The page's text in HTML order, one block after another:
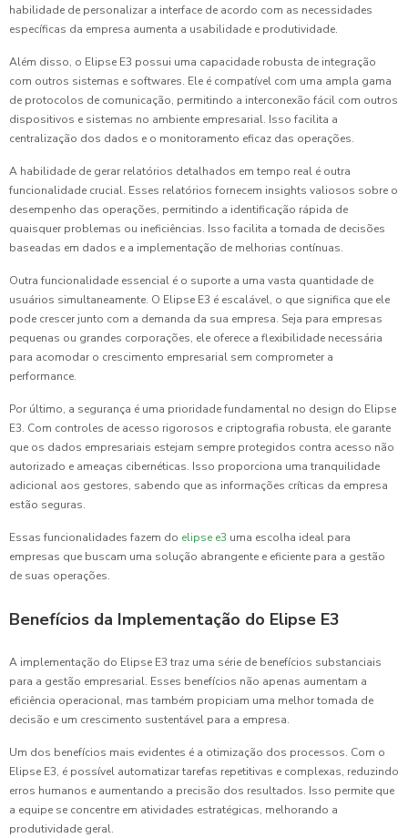
habilidade de personalizar a interface de acordo com as necessidades
específicas da empresa aumenta a usabilidade e produtividade.
Além disso, o Elipse E3 possui uma capacidade robusta de integração
com outros sistemas e softwares. Ele é compatível com uma ampla gama
de protocolos de comunicação, permitindo a interconexão fácil com outros
dispositivos e sistemas no ambiente empresarial. Isso facilita a
centralização dos dados e o monitoramento eficaz das operações.
A habilidade de gerar relatórios detalhados em tempo real é outra
funcionalidade crucial. Esses relatórios fornecem insights valiosos sobre o
desempenho das operações, permitindo a identificação rápida de
quaisquer problemas ou ineficiências. Isso facilita a tomada de decisões
baseadas em dados e a implementação de melhorias contínuas.
Outra funcionalidade essencial é o suporte a uma vasta quantidade de
usuários simultaneamente. O Elipse E3 é escalável, o que significa que ele
pode crescer junto com a demanda da sua empresa. Seja para empresas
pequenas ou grandes corporações, ele oferece a flexibilidade necessária
para acomodar o crescimento empresarial sem comprometer a
performance.
Por último, a segurança é uma prioridade fundamental no design do Elipse
E3. Com controles de acesso rigorosos e criptografia robusta, ele garante
que os dados empresariais estejam sempre protegidos contra acesso não
autorizado e ameaças cibernéticas. Isso proporciona uma tranquilidade
adicional aos gestores, sabendo que as informações críticas da empresa
estão seguras.
Essas funcionalidades fazem do elipse e3 uma escolha ideal para
empresas que buscam uma solução abrangente e eficiente para a gestão
de suas operações.
Benefícios da Implementação do Elipse E3
A implementação do Elipse E3 traz uma série de benefícios substanciais
para a gestão empresarial. Esses benefícios não apenas aumentam a
eficiência operacional, mas também propiciam uma melhor tomada de
decisão e um crescimento sustentável para a empresa.
Um dos benefícios mais evidentes é a otimização dos processos. Com o
Elipse E3, é possível automatizar tarefas repetitivas e complexas, reduzindo
erros humanos e aumentando a precisão dos resultados. Isso permite que
a equipe se concentre em atividades estratégicas, melhorando a
produtividade geral.